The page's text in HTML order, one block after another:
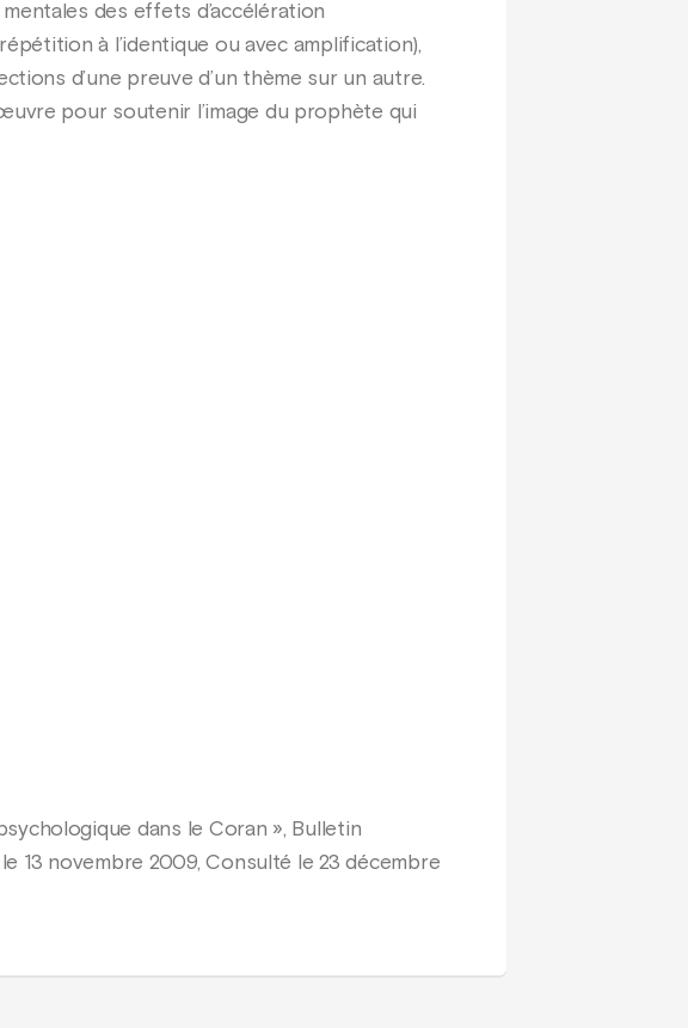
des effets d’accélération
à l’identique ou avec amplification),
d’une preuve d’un thème sur un autre.
pour soutenir l’image du prophète qui
dans le Coran », Bulletin
13 novembre 2009, Consulté le 23 décembre